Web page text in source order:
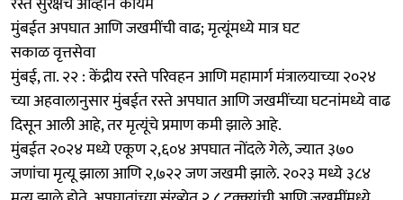
मुंबईत अपघात आणि जखमींची वाढ; मृत्यूंमध्ये मात्र घट
सकाळ वृत्तसेवा
मुंबई, ता. २२ : केंद्रीय रस्ते परिवहन आणि महामार्ग मंत्रालयाच्या २०२४
च्या अहवालानुसार मुंबईत रस्ते अपघात आणि जखमींच्या घटनांमध्ये वाढ
दिसून आली आहे, तर मृत्यूंचे प्रमाण कमी झाले आहे.
मुंबईत २०२४ मध्ये एकूण २,६०४ अपघात नोंदले गेले, ज्यात ३७०
जणांचा मृत्यू झाला आणि २,७२२ जण जखमी झाले. २०२३ मध्ये ३८४